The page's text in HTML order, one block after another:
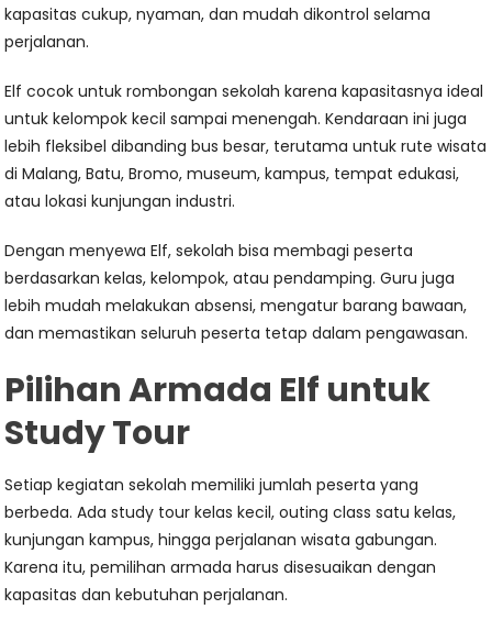
kapasitas cukup, nyaman, dan mudah dikontrol selama
perjalanan.
Elf cocok untuk rombongan sekolah karena kapasitasnya ideal
untuk kelompok kecil sampai menengah. Kendaraan ini juga
lebih fleksibel dibanding bus besar, terutama untuk rute wisata
di Malang, Batu, Bromo, museum, kampus, tempat edukasi,
atau lokasi kunjungan industri.
Dengan menyewa Elf, sekolah bisa membagi peserta
berdasarkan kelas, kelompok, atau pendamping. Guru juga
lebih mudah melakukan absensi, mengatur barang bawaan,
dan memastikan seluruh peserta tetap dalam pengawasan.
Pilihan Armada Elf untuk
Study Tour
Setiap kegiatan sekolah memiliki jumlah peserta yang
berbeda. Ada study tour kelas kecil, outing class satu kelas,
kunjungan kampus, hingga perjalanan wisata gabungan.
Karena itu, pemilihan armada harus disesuaikan dengan
kapasitas dan kebutuhan perjalanan.